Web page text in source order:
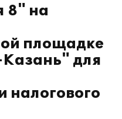
8" на
площадке
для
налогового